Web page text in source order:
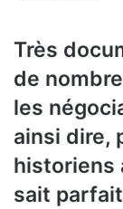
Très
de
les
ainsi dire,
historiens
sait